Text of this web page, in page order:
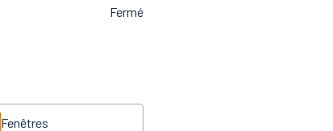
Fermé
Fenêtres